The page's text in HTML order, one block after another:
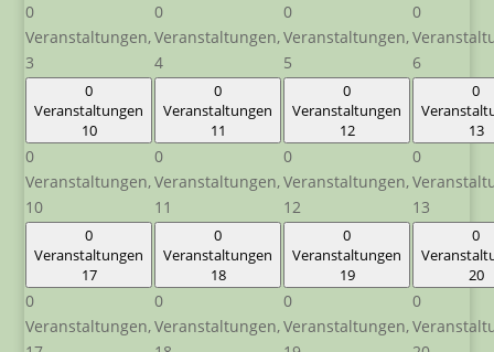
0
Veranstaltungen,
3
0
Veranstaltungen,
4
0
Veranstaltungen,
5
0
6
0
Veranstaltungen
10
0
Veranstaltungen,
10
0
Veranstaltungen
11
0
Veranstaltungen,
11
0
Veranstaltungen
12
0
Veranstaltungen,
12
0
13
0
13
0
Veranstaltungen
17
0
Veranstaltungen,
0
Veranstaltungen
18
0
Veranstaltungen,
0
Veranstaltungen
19
0
Veranstaltungen,
0
20
0